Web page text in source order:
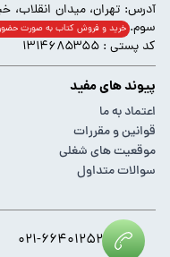
سوم. خرید و فروش کتاب به صورت
کد پستی : ۱۳۱۴۶۸۵۳۵۵
پیوند های مفید
اعتماد به ما
قوانین و مقررات
موقعیت های شغلی
سوالات متداول
۰۲۱-۶۶۴۰۱۲۵۲